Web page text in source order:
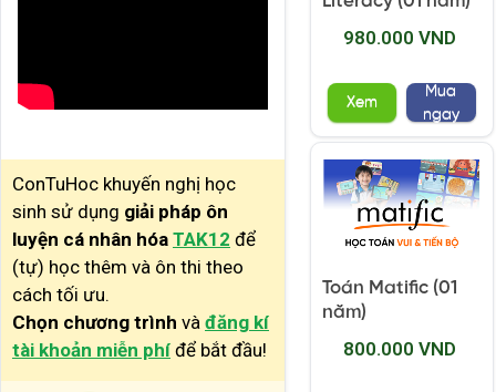
ConTuHoc khuyến nghị học
sinh sử dụng giải pháp ôn
luyện cá nhân hóa TAK12 để
(tự) học thêm và ôn thi theo
cách tối ưu.
Chọn chương trình và đăng kí
tài khoản miễn phí để bắt đầu!
980.000 VND
Xem
Mua
ngay
Toán Matific (01
năm)
800.000 VND